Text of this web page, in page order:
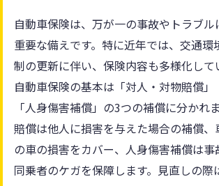
自動車保険は、万が一の事故やトラブ
重要な備えです。特に近年では、交通環
制の更新に伴い、保険内容も多様化して
自動車保険の基本は「対人・対物賠償」
「人身傷害補償」の3つの補償に分かれ
賠償は他人に損害を与えた場合の補償
の車の損害をカバー、人身傷害補償は
同乗者のケガを保障します。見直しの際